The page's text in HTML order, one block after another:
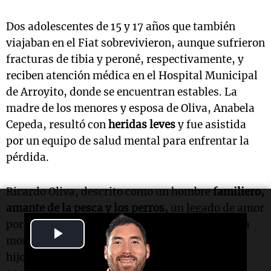
Video
Dos adolescentes de 15 y 17 años que también
viajaban en el Fiat sobrevivieron, aunque sufrieron
fracturas de tibia y peroné, respectivamente, y
reciben atención médica en el Hospital Municipal
de Arroyito, donde se encuentran estables. La
madre de los menores y esposa de Oliva, Anabela
Cepeda, resultó conheridas levesy fue asistida
por un equipo de salud mental para enfrentar la
pérdida.
Ricardo Oliva, descrito como un hombrefamiliero,
amante de la pesca y los perros, un legado de amor
por su familia. En sus redes sociales, compartía
momentos de felicidad junto a su esposa y sus
hijos, como el nacimiento de su hija menor en